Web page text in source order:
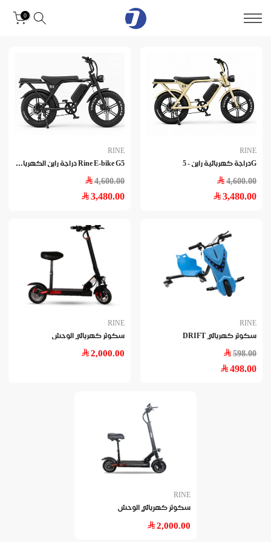
to
0
RINE
Gدراجة كهربائية راين - 5
4,600.00
3,480.00
RINE
Rin
e E-bike G5 دراجة راين الكهربائية
4,600.00
3,480.00
RINE
سكوتر كهربائي DRIFT
598.00
498.00
RINE
سكوتر كهربائي الوحش
2,000.00
RINE
سكوتر كهربائي الوحش
2,000.00